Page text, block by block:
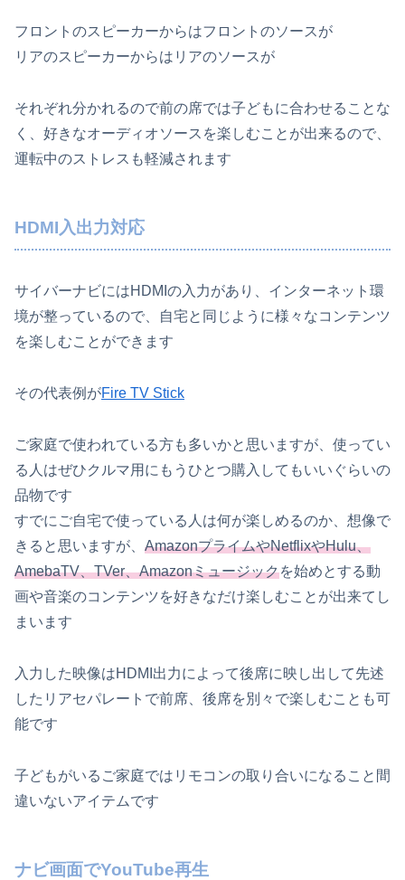
フロントのスピーカーからはフロントのソースが
リアのスピーカーからはリアのソースが
それぞれ分かれるので前の席では子どもに合わせることな
く、好きなオーディオソースを楽しむことが出来るので、
運転中のストレスも軽減されます
HDMI入出力対応
サイバーナビにはHDMIの入力があり、インターネット環
境が整っているので、自宅と同じように様々なコンテンツ
を楽しむことができます
その代表例がFire TV Stick
ご家庭で使われている方も多いかと思いますが、使ってい
る人はぜひクルマ用にもうひとつ購入してもいいぐらいの
品物です
すでにご自宅で使っている人は何が楽しめるのか、想像で
きると思いますが、 AmazonプライムやNetflixやHulu、
AmebaTV、TVer、Amazonミュージックを始めとする動
画や音楽のコンテンツを好きなだけ楽しむことが出来てし
まいます
入力した映像はHDMI出力によって後席に映し出して先述
したリアセパレートで前席、後席を別々で楽しむことも可
能です
子どもがいるご家庭ではリモコンの取り合いになること間
違いないアイテムです
ナビ画面でYouTube再生